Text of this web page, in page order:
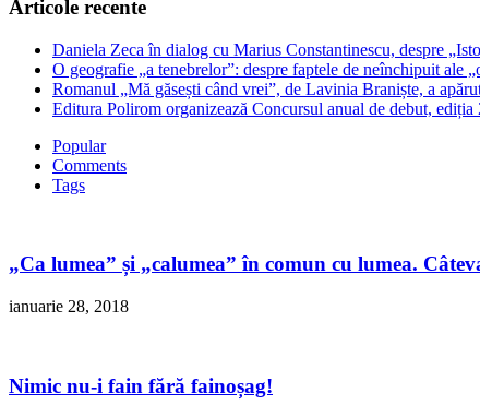
Articole recente
Daniela Zeca în dialog cu Marius Constantinescu, despre
O geografie „a tenebrelor”: despre faptele de neînchipuit ale
Romanul „Mă găsești când vrei”, de Lavinia Braniște, a
Editura Polirom organizează Concursul anual de debut, ediția
Popular
Comments
Tags
„Ca lumea” și „calumea” în comun cu lumea.
ianuarie 28, 2018
Nimic nu-i fain fără fainoșag!